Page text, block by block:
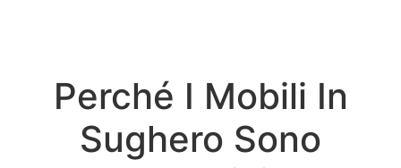
Perché I Mobili In
Sughero Sono